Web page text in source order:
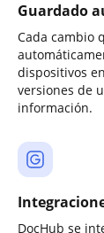
Guardado
Cada cambio
dispositivos
versiones de
información.
DocHub se